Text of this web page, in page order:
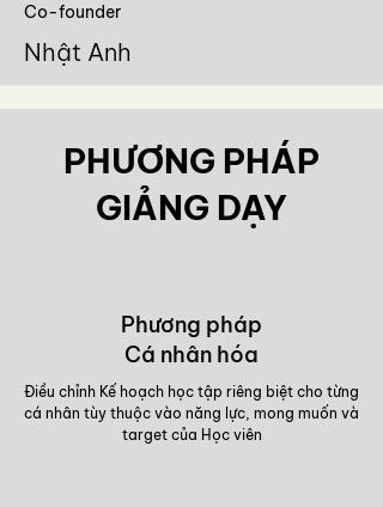
Co-founder
Nhật Anh
​PHƯƠNG PHÁP
GIẢNG DẠY
Phương pháp
Cá nhân hóa
Điều chỉnh Kế hoạch học tập riêng biệt cho từng
cá nhân tùy thuộc vào năng lực, mong muốn và
target của Học viên